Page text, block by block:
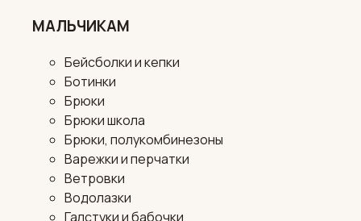
МАЛЬЧИКАМ
Бейсболки и кепки
Ботинки
Брюки
Брюки школа
Брюки, полукомбинезоны
Варежки и перчатки
Ветровки
Водолазки
Галстуки и бабочки